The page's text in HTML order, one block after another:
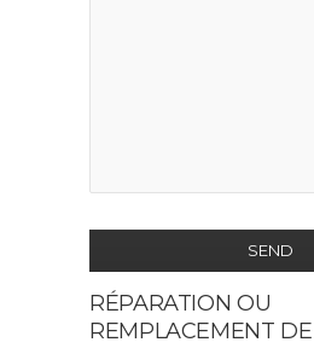
SEND
This
field
RÉPARATION OU
REMPLACEMENT